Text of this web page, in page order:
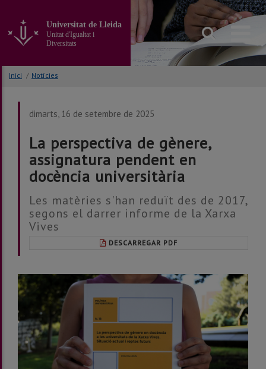
contingut
principal
la
pàgina
Universitat de Lleida
Unitat d'Igualtat i
Diversitats
Inici / Notícies
dimarts, 16 de setembre de 2025
La perspectiva de gènere,
assignatura pendent en
docència universitària
Les matèries s'han reduït des de 2017,
segons el darrer informe de la Xarxa
Vives
DESCARREGAR PDF